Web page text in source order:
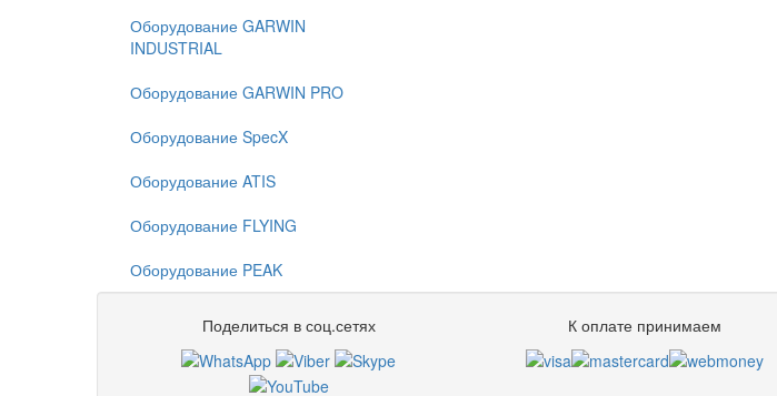
Оборудование GARWIN
INDUSTRIAL
Оборудование GARWIN PRO
Оборудование SpecX
Оборудование ATIS
Оборудование FLYING
Оборудование PEAK
Поделиться в соц.сетях К оплате принимаем